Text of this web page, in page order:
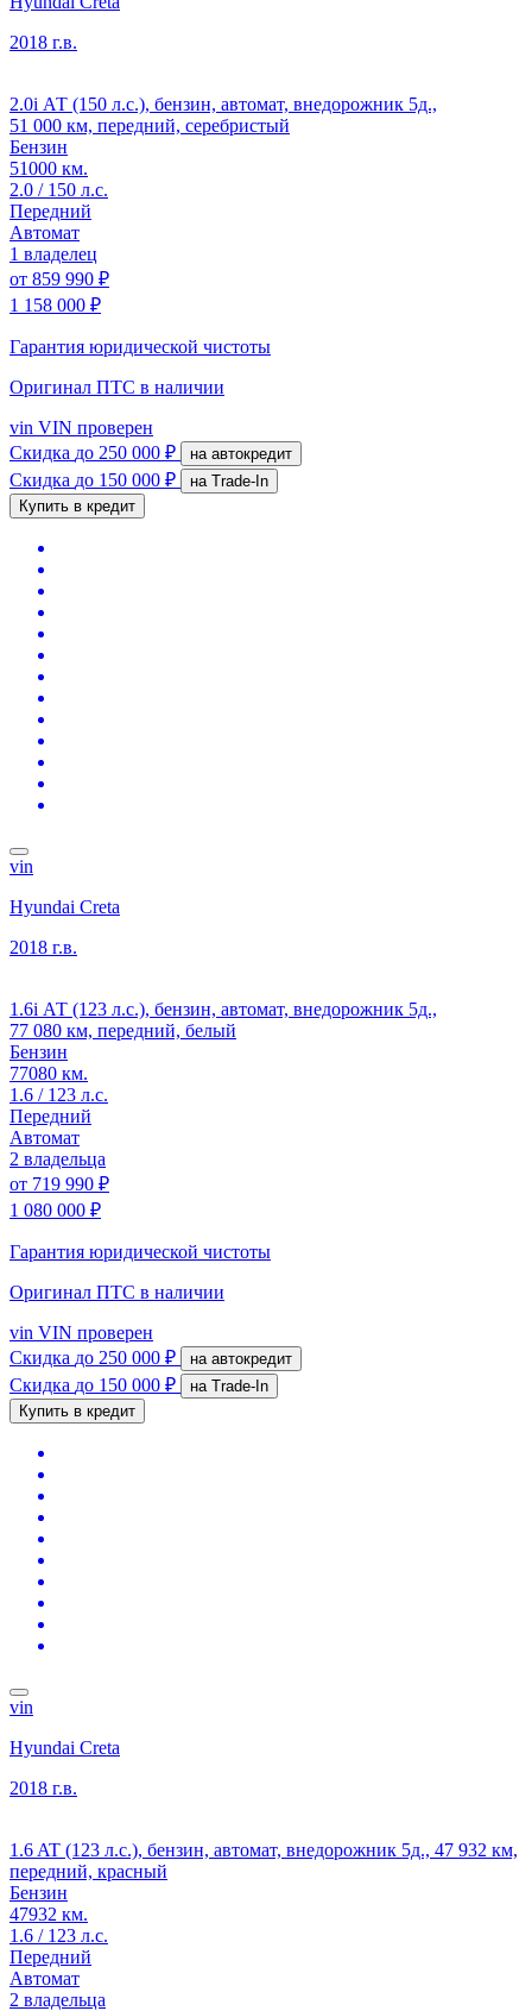
2018 г.в.
2.0i АТ (150 л.с.), бензин, автомат, внедорожник 5д.,
51 000 км, передний, серебристый
Бензин
51000 км.
2.0 / 150 л.с.
Передний
Автомат
1 владелец
от 859 990 ₽
1 158 000 ₽
Гарантия юридической чистоты
Оригинал ПТС в наличии
vin VIN проверен
Скидка до 250 000 ₽ на автокредит
Скидка до 150 000 ₽
на Trade-In
Купить в кредит
vin
Hyundai Creta
2018 г.в.
1.6i АТ (123 л.с.), бензин, автомат, внедорожник 5д.,
77 080 км, передний, белый
Бензин
77080 км.
1.6 / 123 л.с.
Передний
Автомат
2 владельца
от 719 990 ₽
1 080 000 ₽
Гарантия юридической чистоты
Оригинал ПТС в наличии
vin VIN проверен
Скидка до 250 000 ₽ на автокредит
Скидка до 150 000 ₽
на Trade-In
Купить в кредит
vin
Hyundai Creta
2018 г.в.
1.6 AT (123 л.с.), бензин, автомат, внедорожник 5д., 47 932 км,
передний, красный
Бензин
47932 км.
1.6 / 123 л.с.
Передний
Автомат
2 владельца